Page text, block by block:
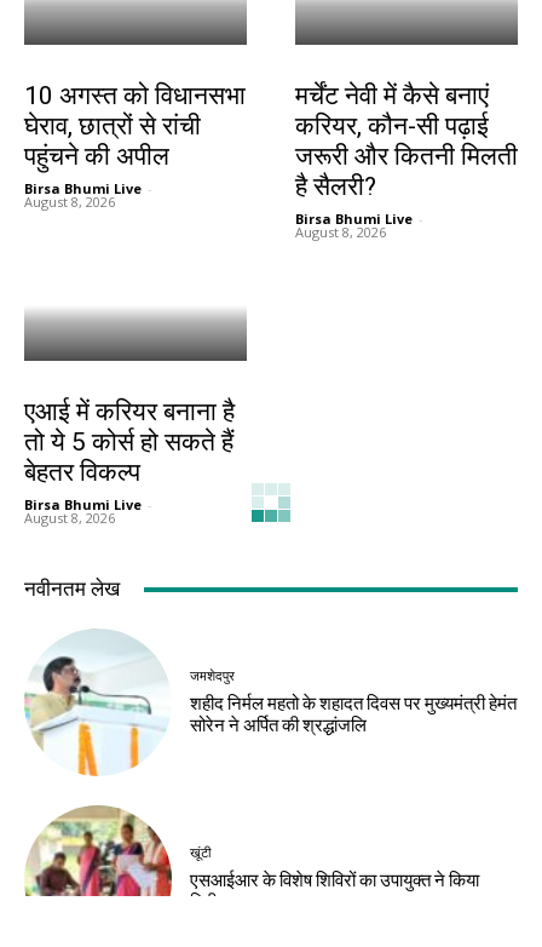
10 अगस्त को विधानसभा
घेराव, छात्रों से रांची
पहुंचने की अपील
Birsa Bhumi Live -
August 8, 2026
मर्चेंट नेवी में कैसे बनाएं
करियर, कौन-सी पढ़ाई
जरूरी और कितनी मिलती
है सैलरी?
Birsa Bhumi Live -
August 8, 2026
एआई में करियर बनाना है
तो ये 5 कोर्स हो सकते हैं
बेहतर विकल्प
Birsa Bhumi Live -
August 8, 2026
नवीनतम लेख
जमशेदपुर
शहीद निर्मल महतो के शहादत दिवस पर मुख्यमंत्री हेमंत
सोरेन ने अर्पित की श्रद्धांजलि
खूंटी
एसआईआर के विशेष शिविरों का उपायुक्त ने किया
निरीक्षण